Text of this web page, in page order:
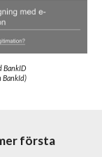
BankID
BankId)
första